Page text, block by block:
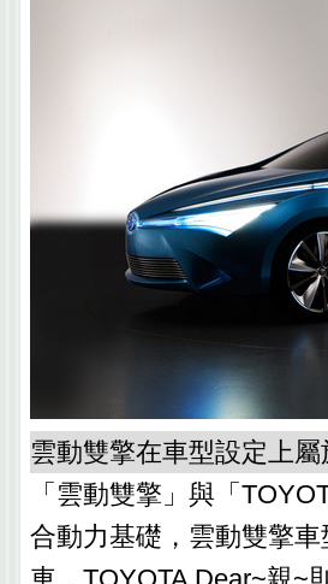
雲動雙擎在車型設定上
「雲動雙擎」與「
合動力基礎，雲動雙擎